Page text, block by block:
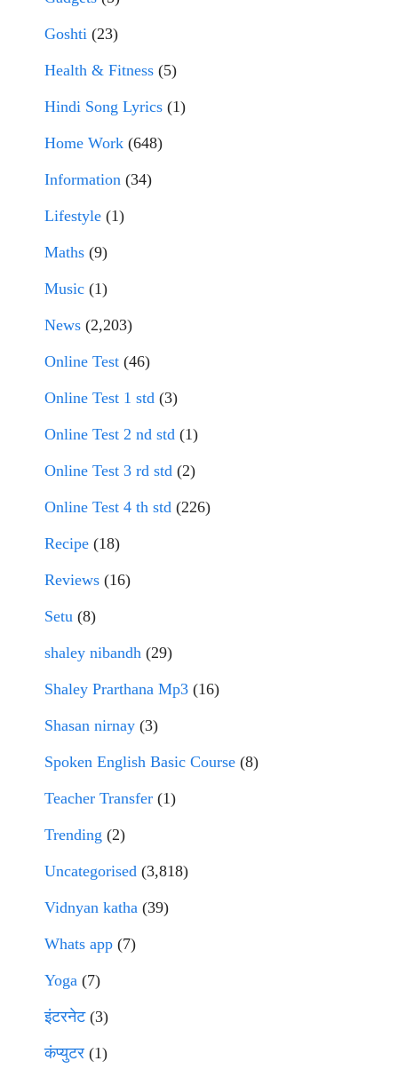
Goshti (23)
Health & Fitness (5)
Hindi Song Lyrics (1)
Home Work (648)
Information (34)
Lifestyle (1)
Maths (9)
Music (1)
News (2,203)
Online Test (46)
Online Test 1 std (3)
Online Test 2 nd std (1)
Online Test 3 rd std (2)
Online Test 4 th std (226)
Recipe (18)
Reviews (16)
Setu (8)
shaley nibandh (29)
Shaley Prarthana Mp3 (16)
Shasan nirnay (3)
Spoken English Basic Course (8)
Teacher Transfer (1)
Trending (2)
Uncategorised (3,818)
Vidnyan katha (39)
Whats app (7)
Yoga (7)
इंटरनेट(3)
कंप्युटर (1)